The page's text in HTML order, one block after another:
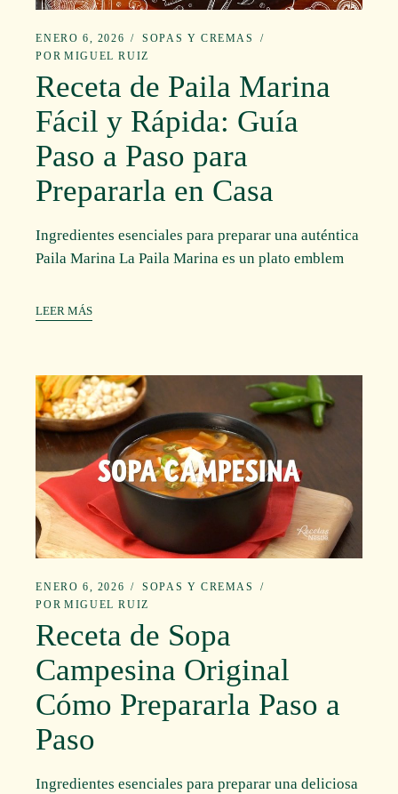
ENERO 6, 2026
SOPAS Y CREMAS
POR MIGUEL RUIZ
Receta de Paila Marina
Fácil y Rápida: Guía
Paso a Paso para
Prepararla en Casa
Ingredientes esenciales para preparar una auténtica
Paila Marina La Paila Marina es un plato emblem
LEER MÁS
ENERO 6, 2026
SOPAS Y CREMAS
POR MIGUEL RUIZ
Receta de Sopa
Campesina Original
Cómo Prepararla Paso a
Paso
Ingredientes esenciales para preparar una deliciosa